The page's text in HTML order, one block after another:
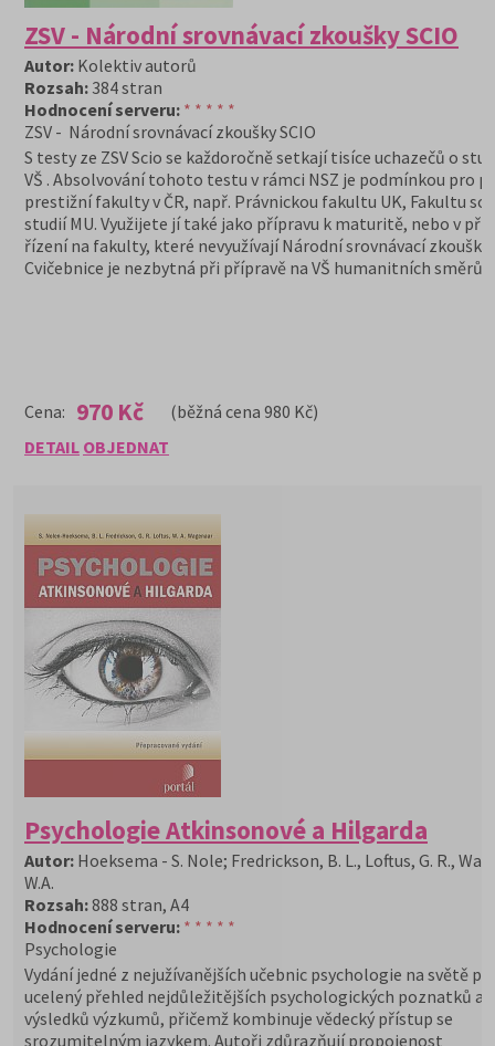
ZSV - Národní srovnávací zkoušky SCIO
Autor: Kolektiv autorů
Rozsah: 384 stran
Hodnocení serveru: * * * * *
ZSV - Národní srovnávací zkoušky SCIO
S testy ze ZSV Scio se každoročně setkají tisíce uchazečů o
VŠ . Absolvování tohoto testu v rámci NSZ je podmínkou pro
prestižní fakulty v ČR, např. Právnickou fakultu UK, Fakultu
studií MU. Využijete jí také jako přípravu k maturitě, nebo v
řízení na fakulty, které nevyužívají Národní srovnávací zkoušky
Cvičebnice je nezbytná při přípravě na VŠ humanitních směrů.
Cena: 970 Kč
(běžná cena 980 Kč)
DETAIL OBJEDNAT
Psychologie Atkinsonové a Hilgarda
Autor: Hoeksema - S. Nole; Fredrickson, B. L., Loftus, G. R.,
W.A.
Rozsah:888 stran, A4
Hodnocení serveru: * * * * *
Psychologie
Vydání jedné z nejužívanějších učebnic psychologie na světě
ucelený přehled nejdůležitějších psychologických poznatků a
výsledků výzkumů, přičemž kombinuje vědecký přístup se
srozumitelným jazykem. Autoři zdůrazňují propojenost